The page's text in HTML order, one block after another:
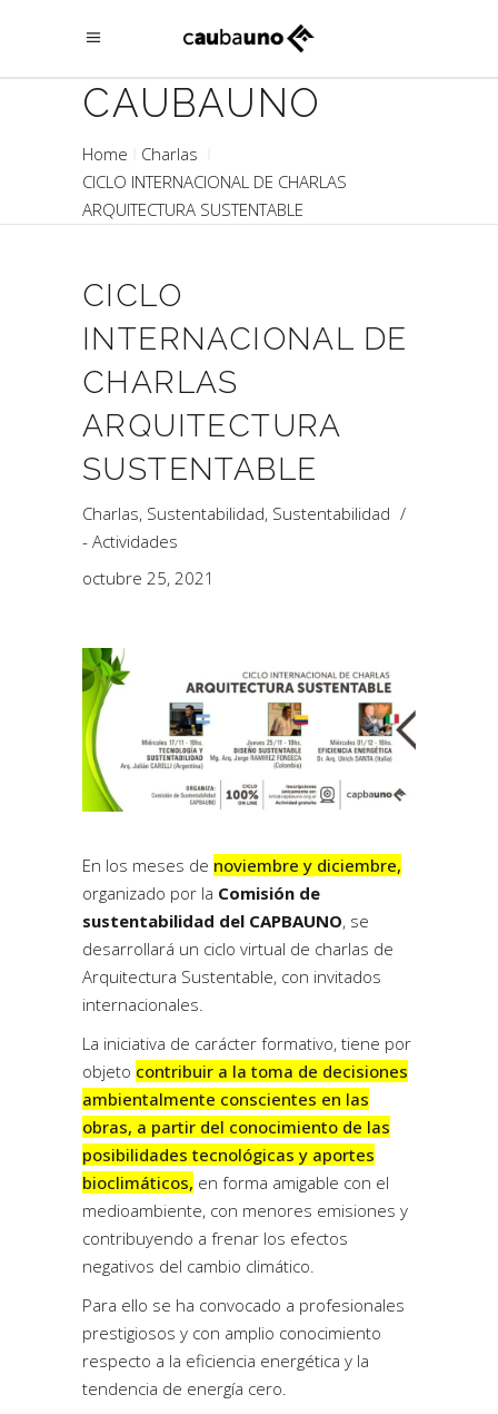
CAUBAUNO
Home
Charlas
CICLO INTERNACIONAL DE CHARLAS
ARQUITECTURA SUSTENTABLE
CICLO
INTERNACIONAL DE
CHARLAS
ARQUITECTURA
SUSTENTABLE
Charlas, Sustentabilidad, Sustentabilidad
- Actividades
octubre 25, 2021
En los meses de noviembre y diciembre,
organizado por la Comisión de
sustentabilidad del CAPBAUNO, se
desarrollará un ciclo virtual de charlas de
Arquitectura Sustentable, con invitados
internacionales.
La iniciativa de carácter formativo, tiene por
objeto contribuir a la toma de decisiones
ambientalmente conscientes en las
obras, a partir del conocimiento de las
posibilidades tecnológicas y aportes
bioclimáticos, en forma amigable con el
medioambiente, con menores emisiones y
contribuyendo a frenar los efectos
negativos del cambio climático.
Para ello se ha convocado a profesionales
prestigiosos y con amplio conocimiento
respecto a la eficiencia energética y la
tendencia de energía cero.